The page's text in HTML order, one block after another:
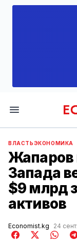
ВЛАСТЬЭКОНОМИКА
Жапаров
Запада
$9 млрд
активов
Economist.kg 24